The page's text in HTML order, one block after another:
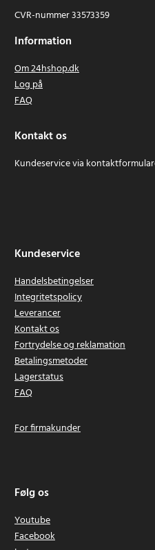
CVR-nummer 33573359
Information
Om 24hshop.dk
Log på
FAQ
Kontakt os
Kundeservice via
Kundeservice
Handelsbetingelser
Integritetspolicy
Leverancer
Kontakt os
Fortrydelse og reklamation
Betalingsmetoder
Lagerstatus
FAQ
For firmakunder
Følg os
Youtube
Facebook